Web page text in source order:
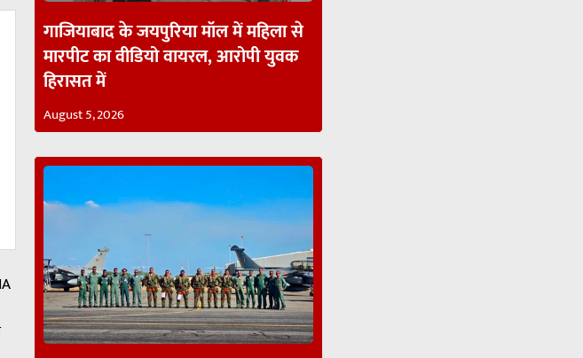
गाजियाबाद के जयपुरिया मॉल में महिला से
मारपीट का वीडियो वायरल, आरोपी युवक
हिरासत में
August 5, 2026